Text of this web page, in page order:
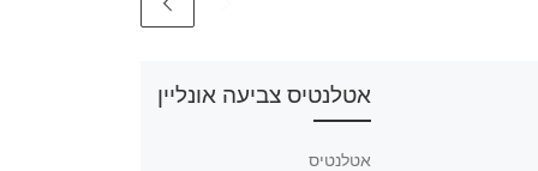
אטלנטיס צביעה אונליין
אטלנטיס